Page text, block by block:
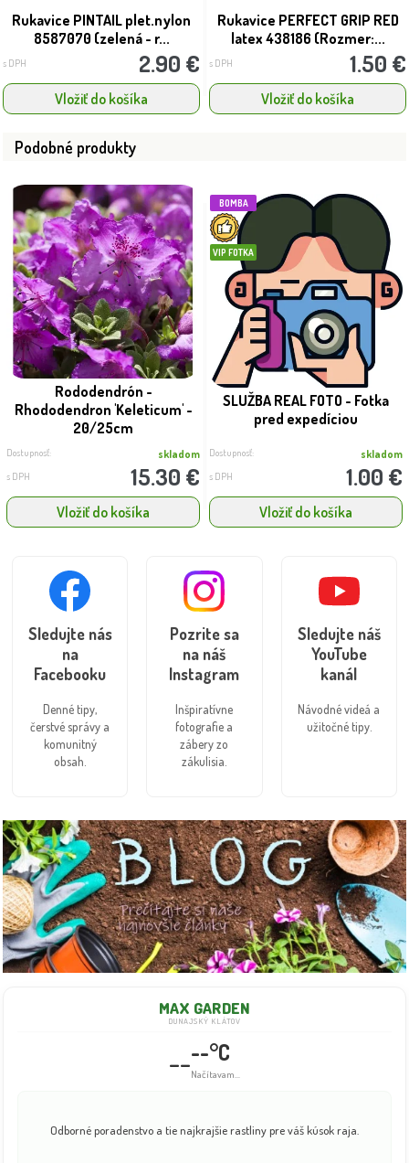
MAX GARDEN
DUNAJSKÝ KLÁTOV
--°C
Info dočasne nedostupné
Odborné poradenstvo a tie najkrajšie rastliny pre váš kúsok raja.
Rukavice PINTAIL plet.nylon
8587070 (zelená - r...
s DPH 2.90 €
Vložiť do košíka
Rukavice PERFECT GRIP RED
latex 438186 (Rozmer:...
s DPH 1.50 €
Vložiť do košíka
Podobné produkty
Rododendrón -
Rhododendron 'Keleticum' -
20/25cm
Dostupnosť: skladom
s DPH 15.30 €
Vložiť do košíka
BOMBA
VIP FOTKA
SLUŽBA REAL FOTO - Fotka
pred expedíciou
Dostupnosť: skladom
s DPH 1.00 €
Vložiť do košíka
Sledujte nás
na
Facebooku
Denné tipy,
čerstvé správy a
komunitný
obsah.
Pozrite sa
na náš
Instagram
Inšpiratívne
fotografie a
zábery zo
zákulisia.
Sledujte náš
YouTube
kanál
Návodné videá a
užitočné tipy.